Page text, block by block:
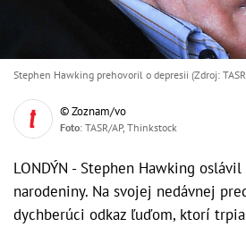
Stephen Hawking prehovoril o depresii (Zdroj:
© Zoznam/vo
Foto: TASR/AP, Thinkstock
LONDÝN - Stephen Hawking
narodeniny. Na svojej nedávnej
dychberúci odkaz ľuďom, ktorí